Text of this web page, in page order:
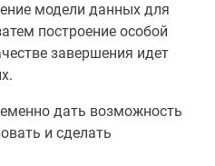
модели данных для
построение особой
завершения идет
дать возможность
и сделать